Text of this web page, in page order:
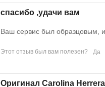
спасибо ,удачи вам
Ваш сервис был образцовым, и
Этот отзыв был вам полезен? Да
Оригинал Carolina